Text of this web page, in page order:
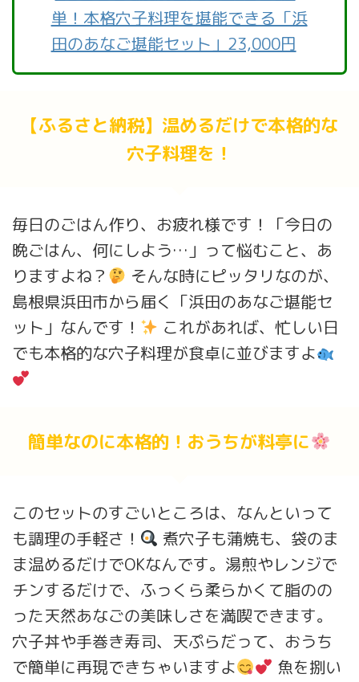
単！本格穴子料理を堪能できる「浜
田のあなご堪能セット」23,000円
【ふるさと納税】温めるだけで本格的な
穴子料理を！
毎日のごはん作り、お疲れ様です！「今日の
晩ごはん、何にしよう…」って悩むこと、あ
りますよね？
そんな時にピッタリなのが、
島根県浜田市から届く「浜田のあなご堪能セ
ット」なんです！
これがあれば、忙しい日
でも本格的な穴子料理が食卓に並びますよ
簡単なのに本格的！おうちが料亭に
このセットのすごいところは、なんといって
も調理の手軽さ！
煮穴子も蒲焼も、袋のま
ま温めるだけでOKなんです。湯煎やレンジで
チンするだけで、ふっくら柔らかくて脂のの
った天然あなごの美味しさを満喫できます。
穴子丼や手巻き寿司、天ぷらだって、おうち
で簡単に再現できちゃいますよ
魚を捌い